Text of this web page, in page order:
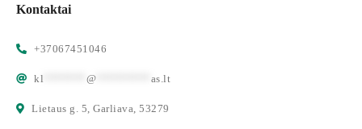
Kontaktai
+37067451046
kl @ as.lt
Lietaus g. 5, Garliava, 53279